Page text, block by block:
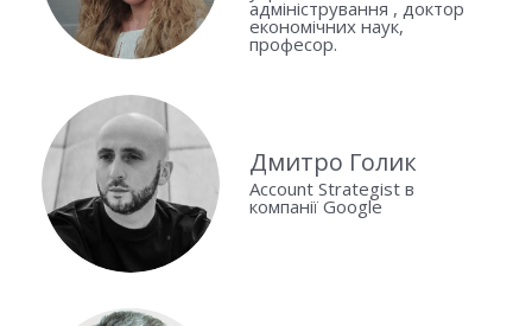
адміністрування , доктор
економічних наук,
професор.
Дмитро Голик
Account Strategist в
компанії Google